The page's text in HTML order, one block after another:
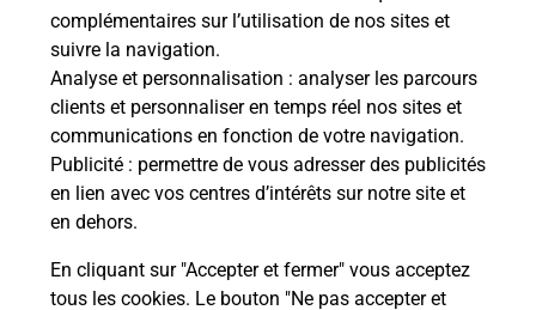
complémentaires sur l’utilisation de nos sites et
suivre la navigation.
Analyse et personnalisation : analyser les parcours
clients et personnaliser en temps réel nos sites et
communications en fonction de votre navigation.
Publicité : permettre de vous adresser des publicités
en lien avec vos centres d’intérêts sur notre site et
en dehors.
En cliquant sur "Accepter et fermer" vous acceptez
tous les cookies. Le bouton "Ne pas accepter et
Souscrire à la téléassistance
Besoin d’un système de téléassistance à l’intérieur
et/ou à l’extérieur de votre domicile ? Découvrez
les offres téléalarme dans votre bureau de Poste à
CENTURI.